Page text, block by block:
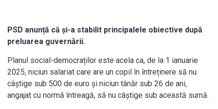
PSD anunță că și-a stabilit principalele obiective după
preluarea guvernării.
Planul social-democraților este acela ca, de la 1 ianuarie
2025, niciun salariat care are un copil în întreținere să nu
câștige sub 500 de euro și niciun tânăr sub 26 de ani,
angajat cu normă întreagă, să nu câștige sub această sumă.